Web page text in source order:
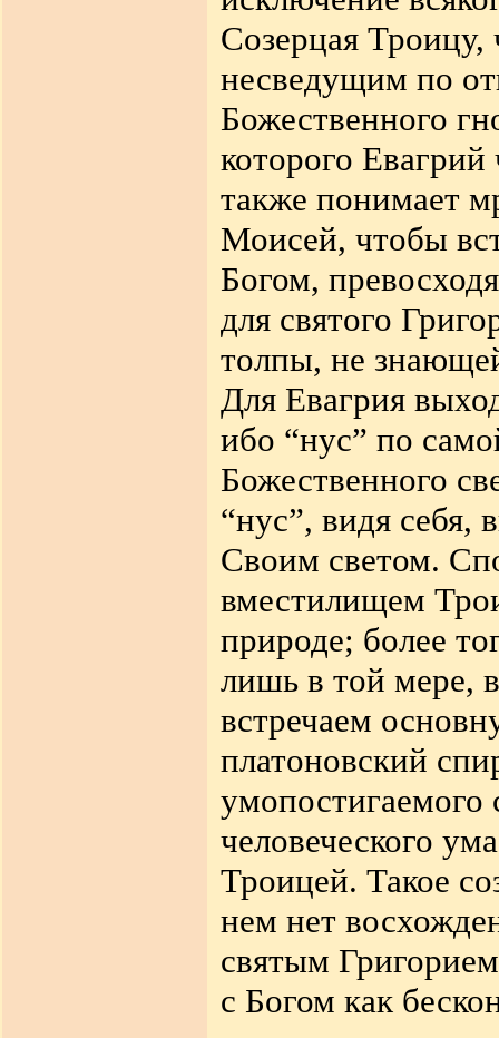
Созерцая Троицу,
несведущим по
Божественного
которого
также понимает
Моисей, чтобы
Богом,
для святого
толпы, не
Для Евагрия
ибо “нус” по
Божественного
“нус”, видя себя,
Своим светом.
вместилищем
природе; более
лишь в той мере, в
встречаем
платоновский
умопостигаемого
человеческого
Троицей. Такое
нем нет
святым
с Богом как